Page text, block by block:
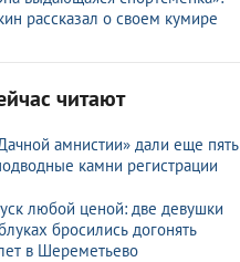
рассказал о своем кумире
читают
амнистии» дали еще пять
камни регистрации
любой ценой: две девушки
бросились догонять
в Шереметьево